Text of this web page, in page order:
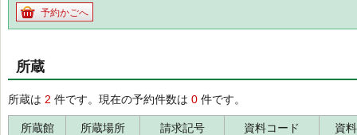
予約かごへ
所蔵
所蔵は 2 件です。現在の予約件数は 0 件です。
所蔵館 所蔵場所 請求記号 資料コード 資